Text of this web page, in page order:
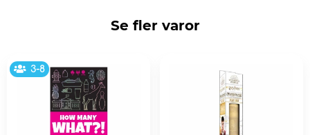
Se fler varor
3-8